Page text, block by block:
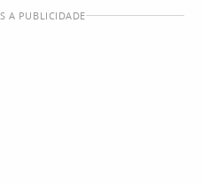
A PUBLICIDADE